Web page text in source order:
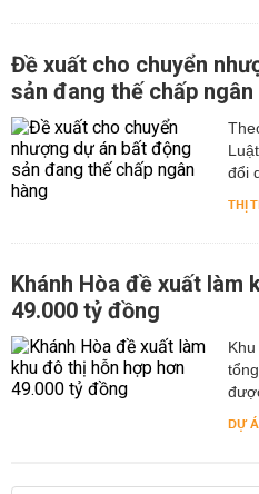
Đề xuất cho chuyển
sản đang thế chấp ngân
đổi
THỊ
Khánh Hòa đề xuất làm
49.000 tỷ đồng
DỰ